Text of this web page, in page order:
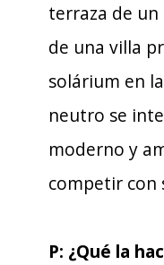
terraza de
de una villa
solárium en
neutro se
moderno y
competir con
P: ¿Qué la